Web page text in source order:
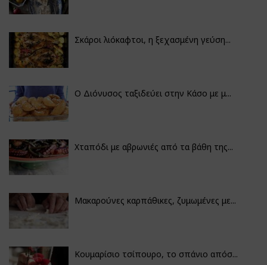
Σκάροι λιόκαφτοι, η ξεχασμένη γεύση...
Ο Διόνυσος ταξιδεύει στην Κάσο με μ...
Χταπόδι με αβρωνιές από τα βάθη της...
Μακαρούνες καρπάθικες, ζυμωμένες με...
Κουμαρίσιο τσίπουρο, το σπάνιο απόσ...